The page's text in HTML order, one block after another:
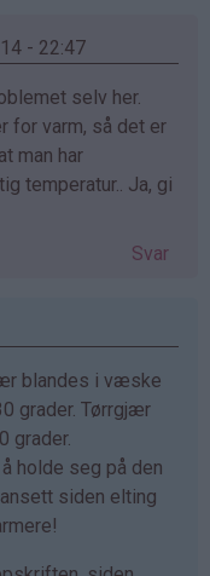
- 22:47
selv her.
for varm, så det er
man har
temperatur.. Ja, gi
Svar
blandes i væske
grader. Tørrgjær
grader.
holde seg på den
siden elting